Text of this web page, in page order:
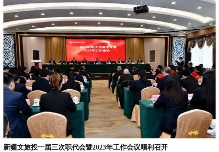
新疆文旅投一届三次职代会暨2023年工作会议顺利召开